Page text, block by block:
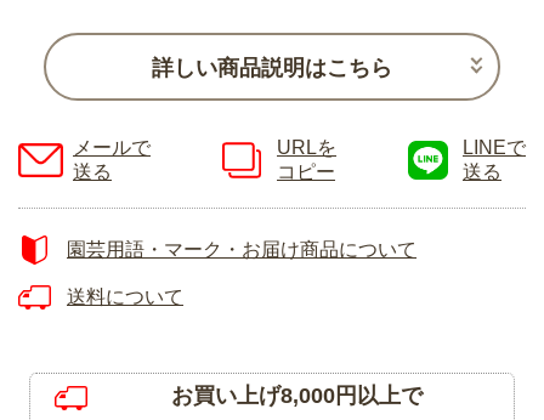
詳しい商品説明はこちら
メールで
送る
URLを
コピー
LINEで
送る
園芸用語・マーク・お届け商品について
送料について
お買い上げ8,000円以上で